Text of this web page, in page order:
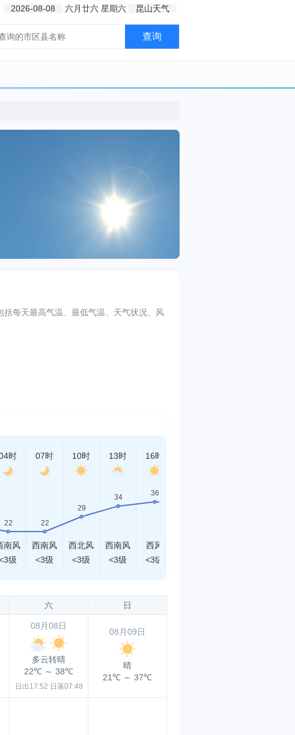
2026-08-08 六月廿六 星期六 昆山天气
查询
每天最高气温、最低气温、天气状况、风
时
南风
级
07时
西南风
<3级
10时
西北风
<3级
13时
西南风
<3级
16时
西风
<3级
六 日
08月08日
多云转晴
22℃ ～ 38℃
日出17:52 日落07:48
08月09日
晴
21℃ ～ 37℃